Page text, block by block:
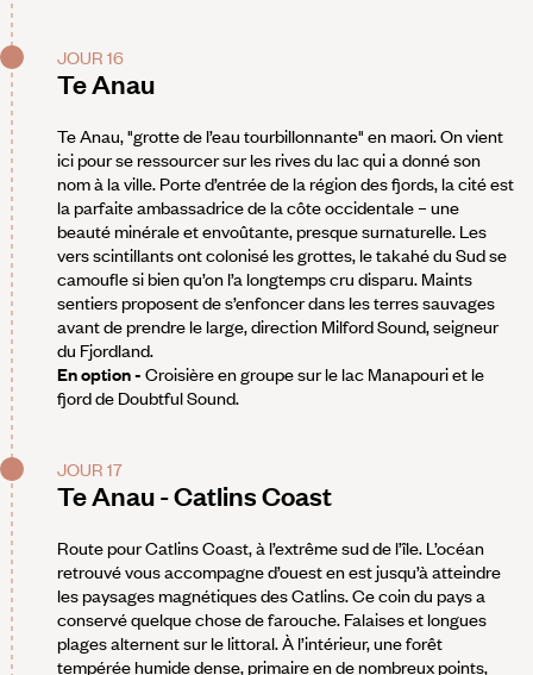
JOUR 16
Te Anau
Te Anau, "grotte de l’eau tourbillonnante" en maori. On vient
ici pour se ressourcer sur les rives du lac qui a donné son
nom à la ville. Porte d’entrée de la région des fjords, la cité est
la parfaite ambassadrice de la côte occidentale – une
beauté minérale et envoûtante, presque surnaturelle. Les
vers scintillants ont colonisé les grottes, le takahé du Sud se
camoufle si bien qu’on l’a longtemps cru disparu. Maints
sentiers proposent de s’enfoncer dans les terres sauvages
avant de prendre le large, direction Milford Sound, seigneur
du Fjordland.
En option - Croisière en groupe sur le lac Manapouri et le
fjord de Doubtful Sound.
JOUR 17
Te Anau - Catlins Coast
Route pour Catlins Coast, à l’extrême sud de l’île. L’océan
retrouvé vous accompagne d’ouest en est jusqu’à atteindre
les paysages magnétiques des Catlins. Ce coin du pays a
conservé quelque chose de farouche. Falaises et longues
plages alternent sur le littoral. À l’intérieur, une forêt
tempérée humide dense, primaire en de nombreux points,